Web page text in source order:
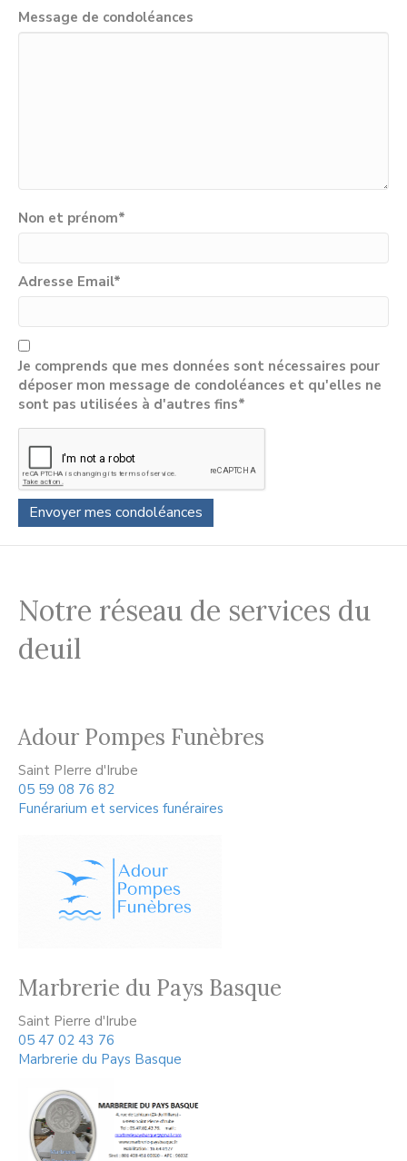
Message de condoléances
Non et prénom*
Adresse Email*
Je comprends que mes données sont nécessaires pour
déposer mon message de condoléances et qu'elles ne
sont pas utilisées à d'autres fins*
Notre réseau de services du
deuil
Adour Pompes Funèbres
Saint PIerre d'Irube
05 59 08 76 82
Funérarium et services funéraires
Marbrerie du Pays Basque
Saint Pierre d'Irube
05 47 02 43 76
Marbrerie du Pays Basque